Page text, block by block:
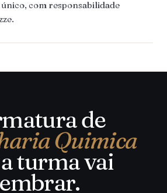
com responsabilidade
de
Quimica
turma vai